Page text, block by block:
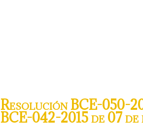
Resolución BCE-050-
BCE-042-2015 de 07 de